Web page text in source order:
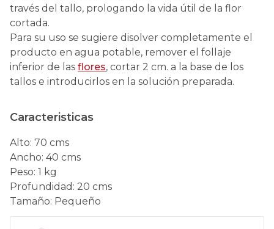
través del tallo, prologando la vida útil de la flor
cortada.
Para su uso se sugiere disolver completamente el
producto en agua potable, remover el follaje
inferior de las flores, cortar 2 cm. a la base de los
tallos e introducirlos en la solución preparada.
Caracteristicas
Alto: 70 cms
Ancho: 40 cms
Peso: 1 kg
Profundidad : 20 cms
Tamaño: Pequeño